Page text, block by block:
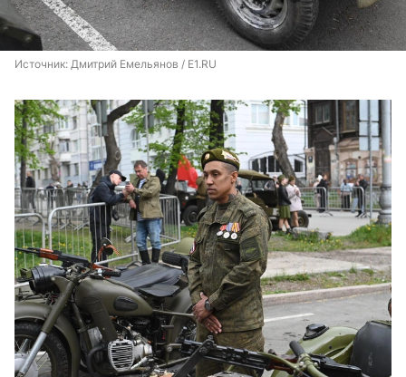
Источник: Дмитрий Емельянов / E1.RU